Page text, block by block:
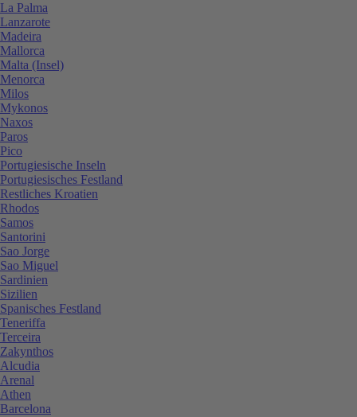
La Palma
Lanzarote
Madeira
Mallorca
Malta (Insel)
Menorca
Milos
Mykonos
Naxos
Paros
Pico
Portugiesische Inseln
Portugiesisches Festland
Restliches Kroatien
Rhodos
Samos
Santorini
Sao Jorge
Sao Miguel
Sardinien
Sizilien
Spanisches Festland
Teneriffa
Terceira
Zakynthos
Alcudia
Arenal
Athen
Barcelona